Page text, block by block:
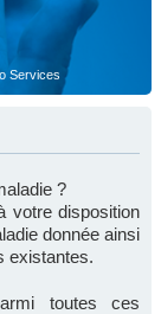
Services
?
votre disposition
donnée ainsi
existantes.
toutes ces